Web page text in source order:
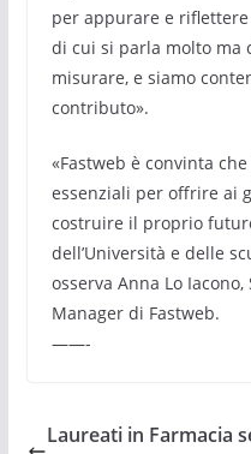
per appurare e
di cui si parla molto ma
misurare, e siamo
contributo».
«Fastweb è convinta
essenziali per offrire ai
costruire il proprio
dell’Università e delle
osserva Anna Lo
Manager di Fastweb.
——-
Laureati in Farmacia